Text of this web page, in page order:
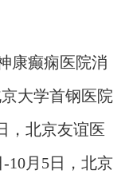
康癫痫医院消
京大学首钢医院
破解癫痫疑难
，北京友谊医
破解癫痫难
-10月5日，北京